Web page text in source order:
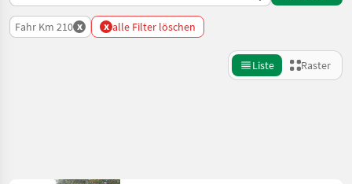
Fahr Km 210 x x alle Filter löschen
Liste Raster